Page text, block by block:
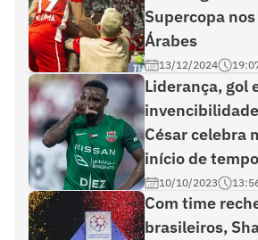
Supercopa
Árabes
13/12/2024
Liderança, gol
César celebra
início de
Emirados
10/10/2023
Com time
brasileiros,